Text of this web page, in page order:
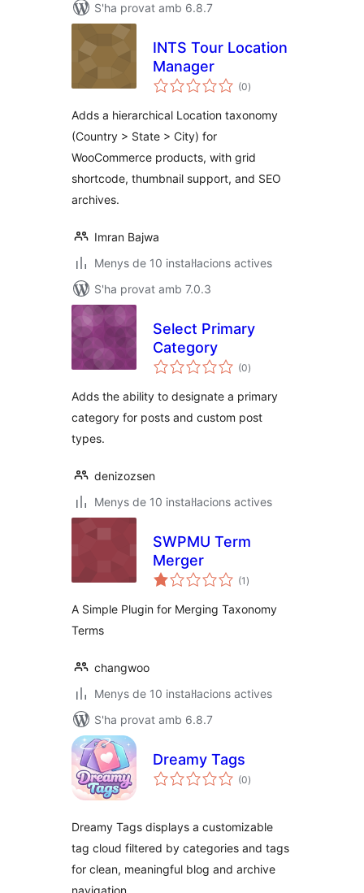
S'ha provat amb 6.8.7
INTS Tour Location
Manager
(0puntuacions
totals
)
Adds a hierarchical Location taxonomy
(Country > State > City) for
WooCommerce products, with grid
shortcode, thumbnail support, and SEO
archives.
Imran Bajwa
Menys de 10 instal·lacions actives
S'ha provat amb 7.0.3
Select Primary
Category
(0puntuacions
totals
)
Adds the ability to designate a primary
category for posts and custom post
types.
denizozsen
Menys de 10 instal·lacions actives
SWPMU Term
Merger
(1 puntuacions
totals
)
A Simple Plugin for Merging Taxonomy
Terms
changwoo
Menys de 10 instal·lacions actives
S'ha provat amb 6.8.7
Dreamy Tags
(0puntuacions
totals
)
Dreamy Tags displays a customizable
tag cloud filtered by categories and tags
for clean, meaningful blog and archive
navigation.